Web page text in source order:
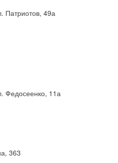
Патриотов, 49а
Федосеенко, 11а
363